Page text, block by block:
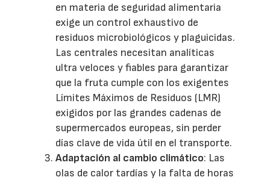
en materia de seguridad alimentaria
exige un control exhaustivo de
residuos microbiológicos y plaguicidas.
Las centrales necesitan analíticas
ultra veloces y fiables para garantizar
que la fruta cumple con los exigentes
Límites Máximos de Residuos (LMR)
exigidos por las grandes cadenas de
supermercados europeas, sin perder
días clave de vida útil en el transporte.
Adaptación al cambio climático: Las
olas de calor tardías y la falta de horas